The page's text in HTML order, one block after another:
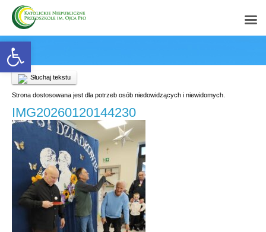
Open toolbar
Słuchaj tekstu
Strona dostosowana jest dla potrzeb osób niedowidzących i niewidomych.
IMG20260120144230